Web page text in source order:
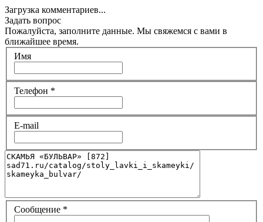
Загрузка комментариев...
Задать вопрос
Пожалуйста, заполните данные. Мы свяжемся с вами в
ближайшее время.
Имя
Телефон *
E-mail
Сообщение *